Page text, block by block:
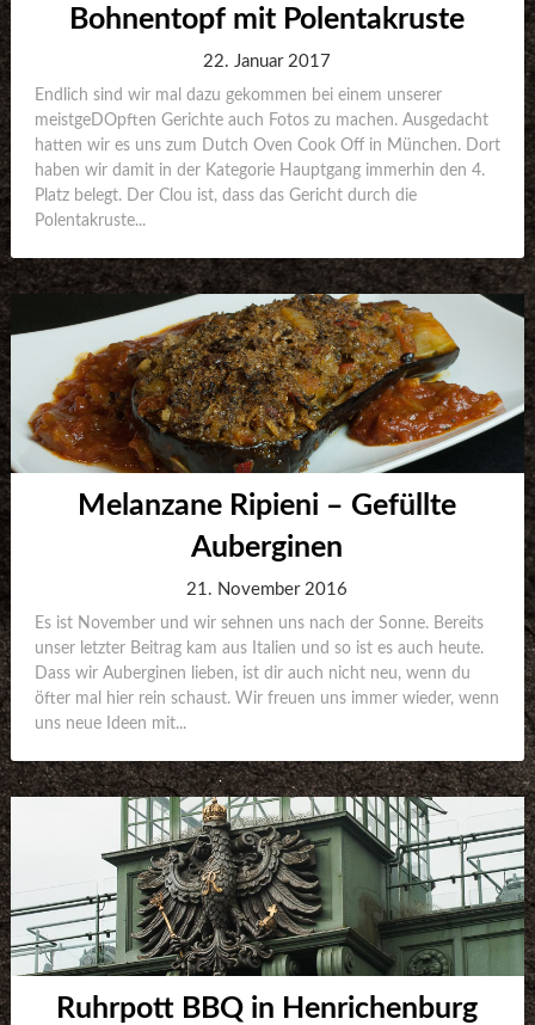
Bohnentopf mit Polentakruste
22. Januar 2017
Endlich sind wir mal dazu gekommen bei einem unserer
meistgeDOpften Gerichte auch Fotos zu machen. Ausgedacht
hatten wir es uns zum Dutch Oven Cook Off in München. Dort
haben wir damit in der Kategorie Hauptgang immerhin den 4.
Platz belegt. Der Clou ist, dass das Gericht durch die
Polentakruste...
Melanzane Ripieni – Gefüllte
Auberginen
21. November 2016
Es ist November und wir sehnen uns nach der Sonne. Bereits
unser letzter Beitrag kam aus Italien und so ist es auch heute.
Dass wir Auberginen lieben, ist dir auch nicht neu, wenn du
öfter mal hier rein schaust. Wir freuen uns immer wieder, wenn
uns neue Ideen mit...
Ruhrpott BBQ in Henrichenburg